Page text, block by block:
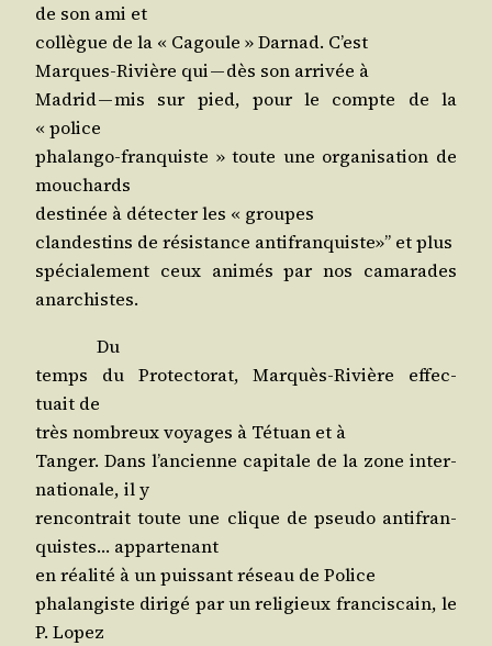
de son ami et
col­lègue de la « Cagoule » Dar­nad. C’est
Marques-Rivière qui — dès son arri­vée à
Madrid — mis sur pied, pour le compte de la
« police
pha­lan­go-fran­quiste » toute une orga­ni­sa­tion de
mouchards
des­ti­née à détec­ter les « groupes
clan­des­tins de résis­tance anti­fran­quiste»” et plus
spé­cia­le­ment ceux ani­més par nos cama­rades
anarchistes.
Du
temps du Pro­tec­to­rat, Mar­quès-Rivière effec­
tuait de
très nom­breux voyages à Tétuan et à
Tan­ger. Dans l’an­cienne capi­tale de la zone inter­
na­tio­nale, il y
ren­con­trait toute une clique de pseu­do anti­fran­
quistes… appartenant
en réa­li­té à un puis­sant réseau de Police
pha­lan­giste diri­gé par un reli­gieux fran­cis­cain, le
P. Lopez